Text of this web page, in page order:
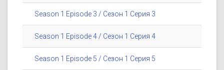
Season 1 Episode 3 / Сезон 1 Серия 3
Season 1 Episode 4 / Сезон 1 Серия 4
Season 1 Episode 5 / Сезон 1 Серия 5